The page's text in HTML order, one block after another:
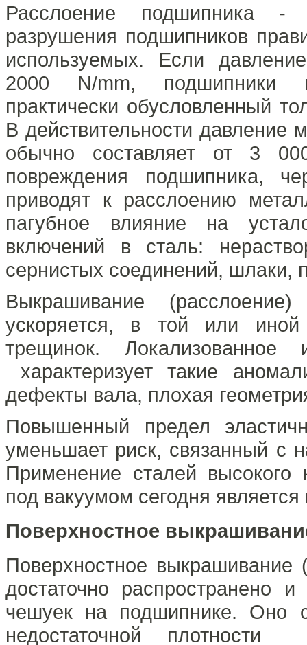
Расслоение подшипника -
разрушения подшипников
используемых. Если
2000 N/mm, подшипники
практически обусловленный
В действительности давление
обычно составляет от 3
повреждения подшипника,
приводят к расслоению
пагубное влияние на
включений в сталь:
сернистых соединений,
Выкрашивание
ускоряется, в той или
трещинок. Локализованное
характеризует такие
дефекты вала, плохая
Повышенный предел
уменьшает риск, связанный с
Применение сталей высокого
под вакуумом сегодня
Поверхностное
Поверхностное
достаточно распространено
чешуек на подшипнике. Оно
недостаточной